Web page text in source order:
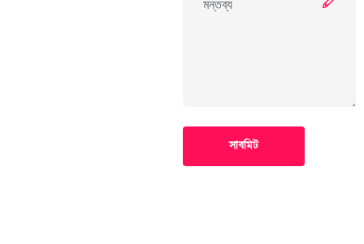
সাবমিট